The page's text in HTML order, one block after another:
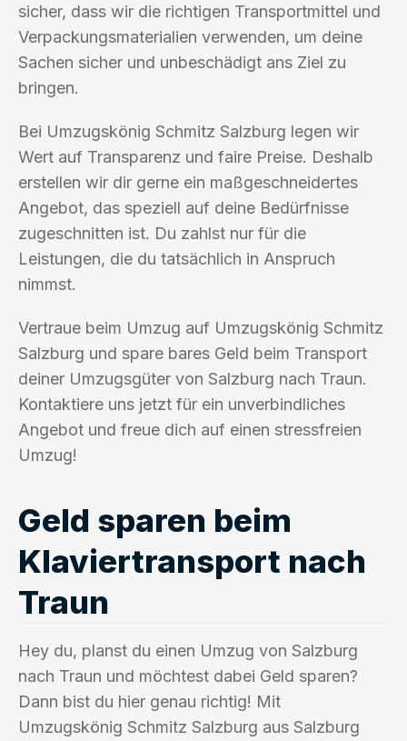
sicher, dass wir die richtigen Transportmittel und
Verpackungsmaterialien verwenden, um deine
Sachen sicher und unbeschädigt ans Ziel zu
bringen.
Bei Umzugskönig Schmitz Salzburg legen wir
Wert auf Transparenz und faire Preise. Deshalb
erstellen wir dir gerne ein maßgeschneidertes
Angebot, das speziell auf deine Bedürfnisse
zugeschnitten ist. Du zahlst nur für die
Leistungen, die du tatsächlich in Anspruch
nimmst.
Vertraue beim Umzug auf Umzugskönig Schmitz
Salzburg und spare bares Geld beim Transport
deiner Umzugsgüter von Salzburg nach Traun.
Kontaktiere uns jetzt für ein unverbindliches
Angebot und freue dich auf einen stressfreien
Umzug!
Geld sparen beim
Klaviertransport nach
Traun
Hey du, planst du einen Umzug von Salzburg
nach Traun und möchtest dabei Geld sparen?
Dann bist du hier genau richtig! Mit
Umzugskönig Schmitz Salzburg aus Salzburg